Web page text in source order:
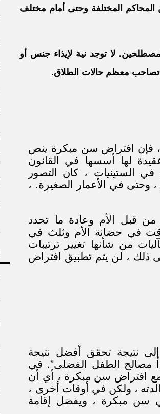
المختلفة وحتى أمام مختلف
لا توجد نية لإيذاء جنس أو
تصاحب معظم حالات الطلاق.
بحضانة طفل أقل من 6 سنوات ، فإن افتراض سن مبكرة ينص
لها أسسها في القانون
في الستينيات ، كان التصور
، وحتى في الأعمار الصغيرة. ،
قبل الأم وعادة ما تحدد
في حضانة الأم وثلث في
من شأنها تغيير ترتيبات
ذلك ، لن يتم تطبيق افتراض
نتيجة تحقق أفضل نتيجة
مصالح الطفل الفضلى”. في
افتراض سن مبكرة ، أي أن
، ولكن في أوقات أخرى ،
سن مبكرة ، ويفضل إقامة